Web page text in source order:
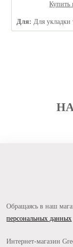
Купить
Для: Для укладки
Обращаясь в наш
персональных данных
Интернет-магазин